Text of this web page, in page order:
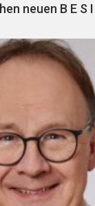
neuen B E S